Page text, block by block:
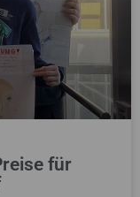
für